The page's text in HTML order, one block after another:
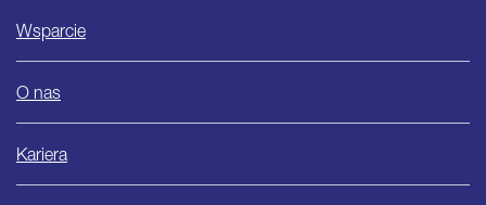
Wsparcie
O nas
Kariera